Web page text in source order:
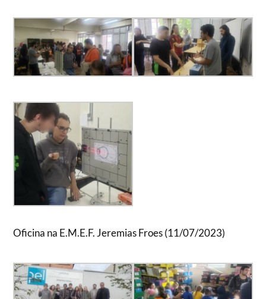
Oficina na E.M.E.F. Jeremias Froes (11/07/2023)